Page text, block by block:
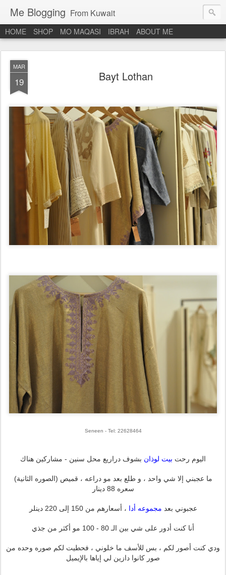
Me Blogging From Kuwait
HOME SHOP MO MAQASI IBRAH ABOUT ME
MAR
19 Bayt Lothan
Seneen - Tel: 22628464
اليوم رحت بيت لوذان بشوف دراريع محل سنين - مشاركين هناك
ما عجبني إلا شي واحد ، و طلع بعد مو دراعه ، قميص (الصوره الثانية)
سعره 88 دينار
عجبوني بعد مجموعه أدا ، أسعارهم من 150 إلى 220 دينلر
أنا كنت أدور على شي بين الـ 80 - 100 مو أكثر من جذي
ودي كنت أصور لكم ، بس للأسف ما خلوني ، فحطيت لكم صوره وحده من
صور كانوا دازين لي إياها بالإيميل